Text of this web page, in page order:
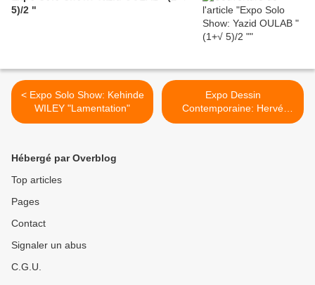
5)/2 "
< Expo Solo Show: Kehinde
WILEY "Lamentation"
Expo Dessin
Contemporaine: Hervé
HEUZÉ " Mythologies " >
Hébergé par Overblog
Top articles
Pages
Contact
Signaler un abus
C.G.U.